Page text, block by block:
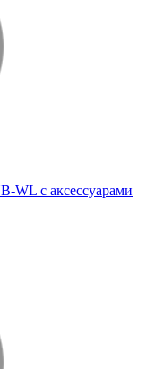
WL с аксессуарами